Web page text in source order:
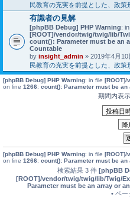
民教育の充実を前提とした、政策
有識者の見解
[phpBB Debug] PHP Warning:
[ROOT]/vendor/twig/twig/lib/
count(): Parameter must be an
Countable
by insight_admin » 2019年4月
民教育の充実を前提とした、政策
[phpBB Debug] PHP Warning: in file [ROOT]/
on line 1266: count(): Parameter must be
期間内表示
[phpBB Debug] PHP Warning: in file [ROOT]/
on line 1266: count(): Parameter must be
検索結果 3 件 [phpBB
[ROOT]/vendor/twig/twig/lib/Twig/
Parameter must be an array or
• ペー